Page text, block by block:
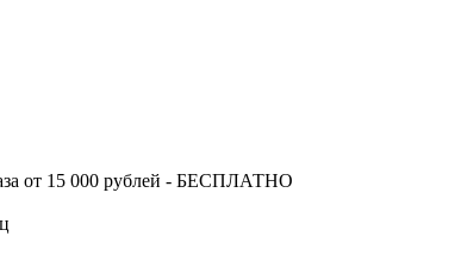
заказа от 15 000 рублей - БЕСПЛАТНО